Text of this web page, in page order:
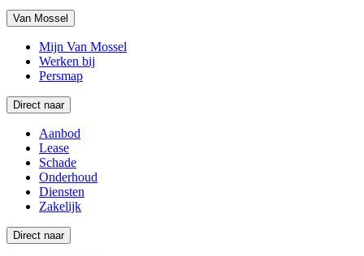
Van Mossel
Mijn Van Mossel
Werken bij
Persmap
Direct naar
Aanbod
Lease
Schade
Onderhoud
Diensten
Zakelijk
Direct naar